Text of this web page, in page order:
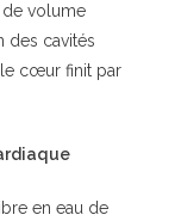
de volume
des cavités
le cœur finit par
en eau de